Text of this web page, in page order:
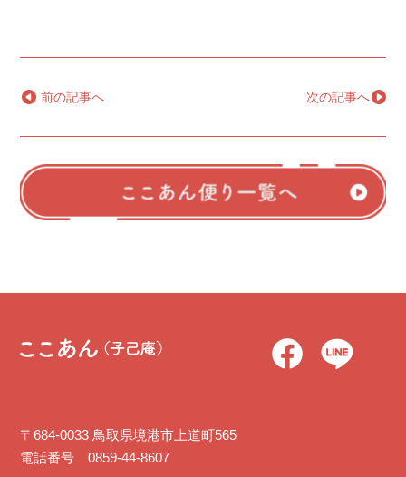
← 前の記事へ 次の記事へ→
〒684-0033 鳥取県境港市上道町565
電話番号 0859-44-8607